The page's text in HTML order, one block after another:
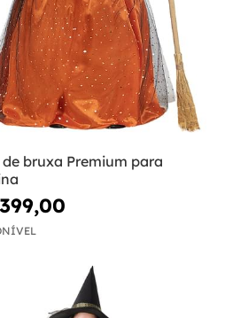
bruxa Premium para